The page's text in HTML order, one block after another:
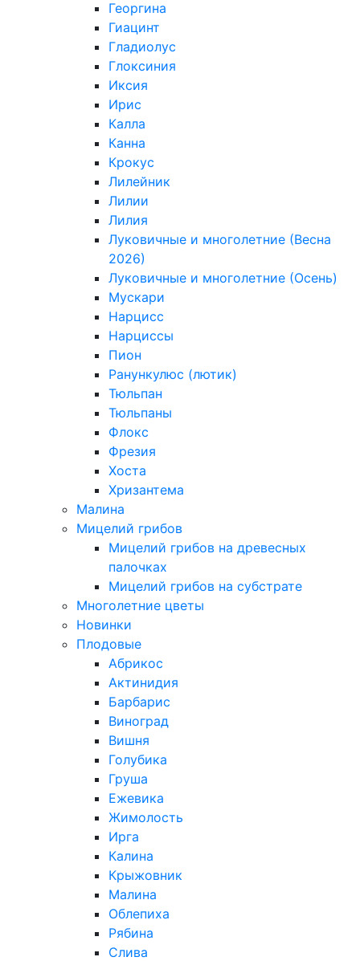
Георгина
Гиацинт
Гладиолус
Глоксиния
Иксия
Ирис
Калла
Канна
Крокус
Лилейник
Лилии
Лилия
Луковичные и многолетние (Весна
2026)
Луковичные и многолетние (Осень)
Мускари
Нарцисс
Нарциссы
Пион
Ранункулюс (лютик)
Тюльпан
Тюльпаны
Флокс
Фрезия
Хоста
Хризантема
Малина
Мицелий грибов
Мицелий грибов на древесных
палочках
Мицелий грибов на субстрате
Многолетние цветы
Новинки
Плодовые
Абрикос
Актинидия
Барбарис
Виноград
Вишня
Голубика
Груша
Ежевика
Жимолость
Ирга
Калина
Крыжовник
Малина
Облепиха
Рябина
Слива